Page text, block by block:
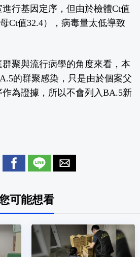
行基因定序，但由於檢體Ct值
Ct值32.4），病毒量太低導致
聚與流行病學的角度來看，本
的群聚感染，只是由於個案父
為證據，所以不會列入BA.5新
可能想看